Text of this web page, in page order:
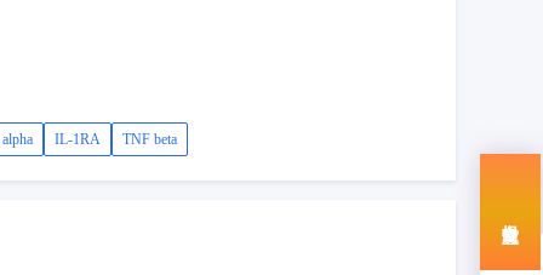
IL-1RA TNF beta